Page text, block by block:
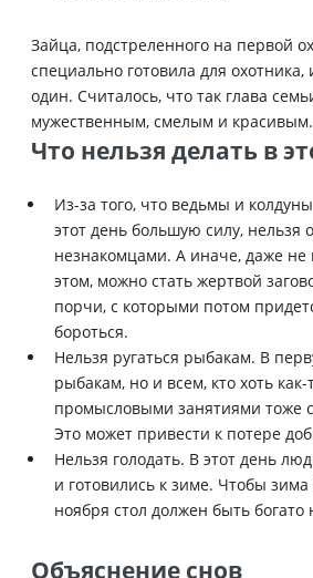
Зайца, подстреленного на первой
специально готовила для охотника,
один. Считалось, что так глава
мужественным, смелым и красивым.
Что нельзя делать в
Из-за того, что ведьмы и
этот день большую силу, нельзя
незнакомцами. А иначе, даже не
этом, можно стать жертвой
порчи, с которыми потом
бороться.
Нельзя ругаться рыбакам. В
рыбакам, но и всем, кто хоть
промысловыми занятиями тоже
Это может привести к потере
Нельзя голодать. В этот день
и готовились к зиме. Чтобы
ноября стол должен быть богато
Объяснение снов